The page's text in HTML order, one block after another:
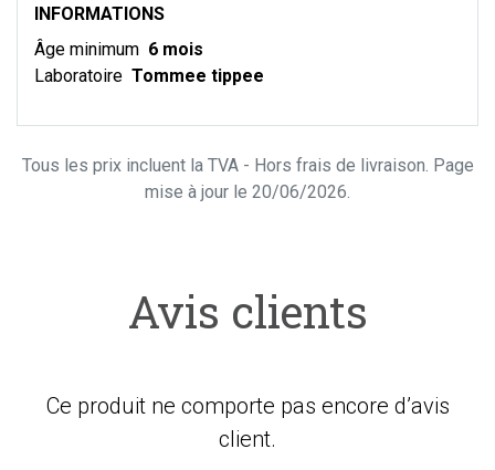
INFORMATIONS
Âge minimum 6 mois
Laboratoire Tommee tippee
Tous les prix incluent la TVA - Hors frais de livraison. Page
mise à jour le 20/06/2026.
Avis clients
Ce produit ne comporte pas encore d’avis
client.